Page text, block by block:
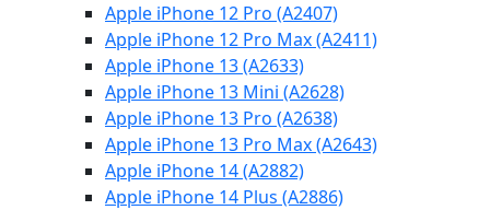
Apple iPhone 12 Pro (A2407)
Apple iPhone 12 Pro Max (A2411)
Apple iPhone 13 (A2633)
Apple iPhone 13 Mini (A2628)
Apple iPhone 13 Pro (A2638)
Apple iPhone 13 Pro Max (A2643)
Apple iPhone 14 (A2882)
Apple iPhone 14 Plus (A2886)